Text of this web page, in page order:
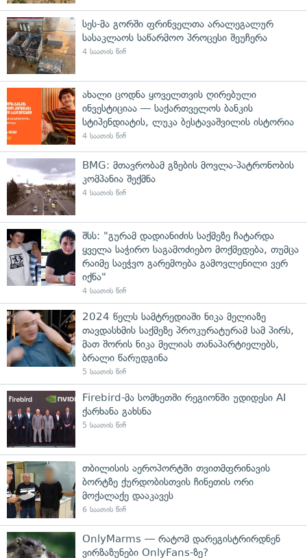
სეს-მა გორში ფრინველთა არალეგალურ
სასაკლაოს საწარმოო პროცესი შეუჩერა
4 საათის წინ
ახალი ცოდნა ყოველთვის ღირებული
ინვესტიციაა — საქართველოს ბანკის
სტიპენდიატის, ლუკა ბესტავაშვილის ისტორია
4 საათის წინ
BMG: მთავრობამ გზების მოვლა-პატრონობის
კომპანია შექმნა
4 საათის წინ
შსს: "გურამ დადიანიძის საქმეზე ჩატარდა
ყველა საჭირო საგამოძიებო მოქმედება, თუმცა
რაიმე საეჭვო გარემოება გამოვლენილი ვერ
იქნა"
4 საათის წინ
2024 წელს სამტრედიაში ნიკა მელიაზე
თავდასხმის საქმეზე პროკურატურამ სამ პირს,
მათ შორის ნიკა მელიას თანაპარტიელებს,
ბრალი წარუდგინა
5 საათის წინ
Firebird-მა სომხეთში რეგიონში უდიდესი AI
ქარხანა გახსნა
5 საათის წინ
თბილისის აეროპორტში თვითმფრინავის
ბორტზე ქურდობისთვის ჩინეთის ორი
მოქალაქე დააკავეს
6 საათის წინ
OnlyMarms — რატომ დარეგისტრირდნენ
ვირზაზუნები OnlyFans-ზე?